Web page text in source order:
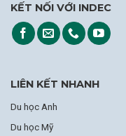
KẾT NỐI VỚI INDEC
LIÊN KẾT NHANH
Du học Anh
Du học Mỹ